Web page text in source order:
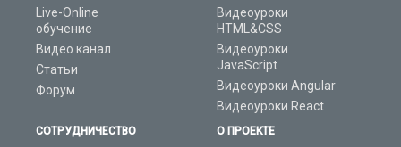
Live-Online
обучение
Видео канал
Статьи
Форум
Видеоуроки
HTML&CSS
Видеоуроки
JavaScript
Видеоуроки Angular
Видеоуроки React
СОТРУДНИЧЕСТВО О ПРОЕКТЕ